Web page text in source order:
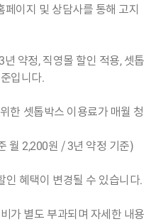
이지 및 상담사를 통해 고지
약정, 직영몰 할인 적용, 셋톱
입니다.
한 셋톱박스 이용료가 매월 청
월 2,200원 / 3년 약정 기준)
인 혜택이 변경될 수 있습니다.
가 별도 부과되며 자세한 내용